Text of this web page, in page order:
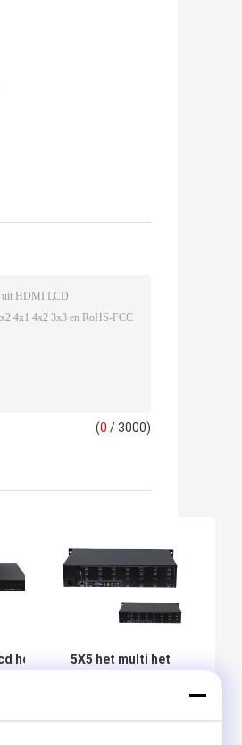
(0 / 3000)
het
het
5X5 het multi het
1ch HDMI voerde 25 Output